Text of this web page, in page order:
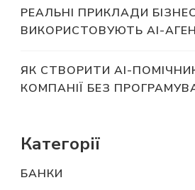
РЕАЛЬНІ ПРИКЛАДИ
ВИКОРИСТОВУЮТЬ AI-
ЯК СТВОРИТИ AI-
КОМПАНІЇ БЕЗ
Категорії
БАНКИ